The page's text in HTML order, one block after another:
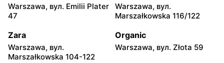
Żabka
Grzybowska 2
Żabka
Żabka Żabka
Warszawa, вул. Emilii Plater
47
Warszawa, вул.
Marszałkowska 116/122
Zara
Warszawa, вул.
Marszałkowska 104-122
Organic
Warszawa, вул. Złota 59